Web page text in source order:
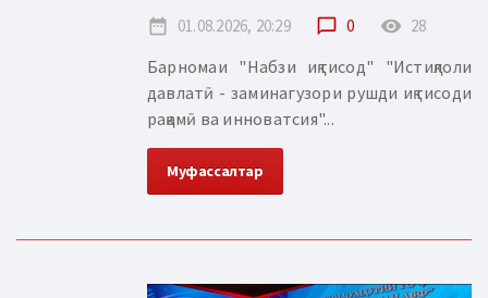
date_range 01.08.2026, 20:29 chat_bubble_outline 0 remove_red_eye 28
Барномаи "Набзи иқтисод" "Истиқлоли
давлатӣ - заминагузори рушди иқтисоди
рақамӣ ва инноватсия"...
Муфассалтар